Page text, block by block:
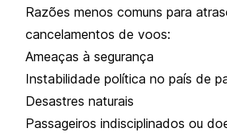
Razões menos comuns para
cancelamentos de voos:
Ameaças à segurança
Instabilidade política no país de
Desastres naturais
Passageiros indisciplinados ou